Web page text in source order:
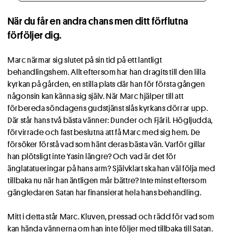
När du får en andra chans men ditt förflutna
förföljer dig.
Marc närmar sig slutet på sin tid på ett lantligt
behandlingshem. Allt eftersom har han dragits till den lilla
kyrkan på gården, en stilla plats där han för första gången
någonsin kan känna sig själv. När Marc hjälper till att
förbereda söndagens gudstjänst slås kyrkans dörrar upp.
Där står hans två bästa vänner: Dunder och Fjäril. Högljudda,
förvirrade och fast beslutna att få Marc med sig hem. De
försöker förstå vad som hänt deras bästa vän. Varför gillar
han plötsligt inte Yasin längre? Och vad är det för
änglatatueringar på hans arm? Självklart ska han väl följa med
tillbaka nu när han äntligen mår bättre? Inte minst eftersom
gängledaren Satan har finansierat hela hans behandling.
Mitt i detta står Marc. Kluven, pressad och rädd för vad som
kan hända vännerna om han inte följer med tillbaka till Satan.